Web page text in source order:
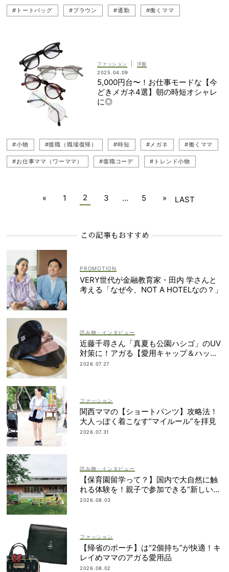
#トートバッグ #ブラウン #通勤 #働くママ
ファッション
洋服
2025.04.09
5,000円台〜！お仕事モードな【今
どきメガネ4選】朝の時短オシャレ
に◎
#小物 #復職（職場復帰） #時短 #メガネ #働くママ
#お仕事ママ（ワーママ） #復職コーデ #トレンド小物
« 1 2 3 … 5 » LAST
この記事もおすすめ
VERY世代が金融教育家・田内 学さんと
考える「なぜ今、NOT A HOTELなの？」
読み物・インタビュー
近藤千尋さん「真夏も公園ハシゴ」のUV
対策に！アガる【愛用キャップ＆ハッ
ト】大公開
2026.07.27
ファッション
関西ママの【ショートパンツ】攻略法！
大人っぽく着こなす“マイルール”を拝見
2026.07.31
読み物・インタビュー
【保育園留学って？】国内で大自然に触
れる体験を！親子で参加できる“新しい選
択肢”
2026.08.03
ファッション
【帰省のポーチ】は“2個持ち”が快適！キ
レイめママのアガる愛用品
2026.08.02